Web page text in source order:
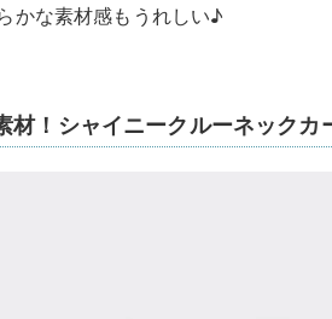
かな素材感もうれしい♪
材！シャイニークルーネックカ